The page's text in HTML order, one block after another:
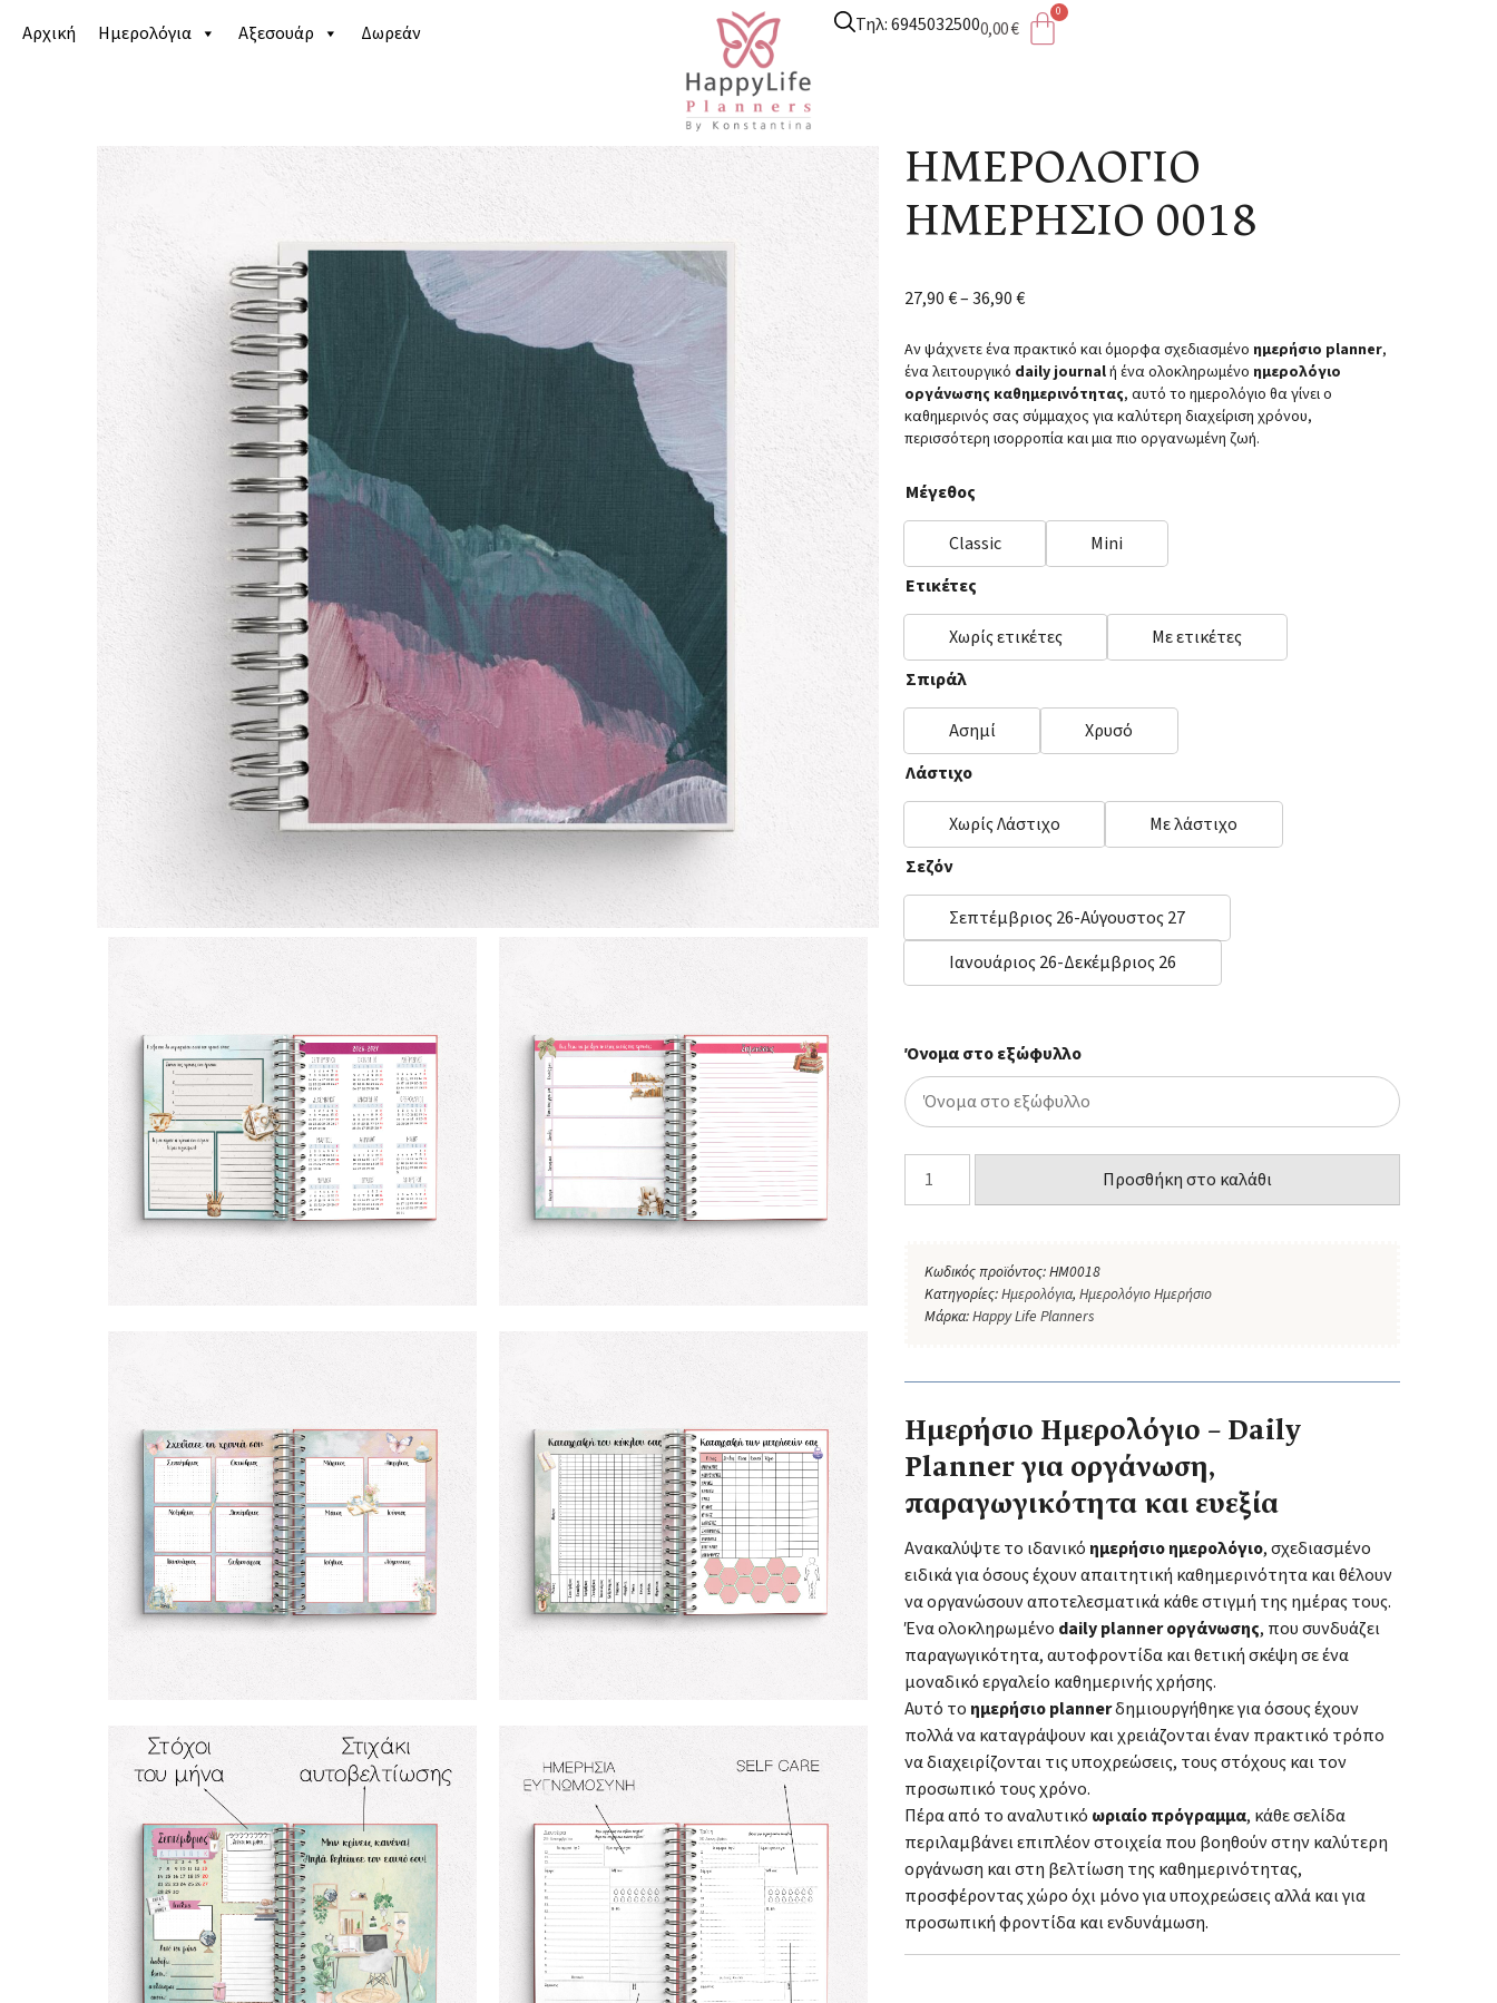
Αρχική Ημερολόγια Αξεσουάρ Δωρεάν Τηλ: 69450325000,00€
Ημερολόγιο Ημερήσιο/ ΗΜΕΡΟΛΟΓΙΟ ΗΜΕΡΗΣΙΟ 0018
ΗΜΕΡΟΛΟΓΙΟ
ΗΜΕΡΗΣΙΟ 0018
27,90€– 36,90€
Αν ψάχνετε ένα πρακτικό και όμορφα σχεδιασμένο ημερήσιο planner,
ένα λειτουργικό daily journalή ένα ολοκληρωμένο ημερολόγιο
οργάνωσης καθημερινότητας, αυτό το ημερολόγιο θα γίνει ο
καθημερινός σας σύμμαχος για καλύτερη διαχείριση χρόνου,
περισσότερη ισορροπία και μια πιο οργανωμένη ζωή.
Μέγεθος
Classic
Mini
Ετικέτες
Χωρίς ετικέτες
Με ετικέτες
Σπιράλ
Ασημί
Χρυσό
Λάστιχο
Χωρίς Λάστιχο
Με λάστιχο
Σεζόν
Σεπτέμβριος 26-Αύγουστος 27
Ιανουάριος 26-Δεκέμβριος 26
Όνομα στο εξώφυλλο
Προσθήκη στο καλάθι
Κωδικός προϊόντος:HM0018
Κατηγορίες:Ημερολόγια,Ημερολόγιο Ημερήσιο
Μάρκα:Happy Life Planners
Ημερήσιο Ημερολόγιο – Daily
Planner για οργάνωση,
παραγωγικότητα και ευεξία
Ανακαλύψτε το ιδανικό ημερήσιο ημερολόγιο, σχεδιασμένο
ειδικά για όσους έχουν απαιτητική καθημερινότητα και θέλουν
να οργανώσουν αποτελεσματικά κάθε στιγμή της ημέρας τους.
Ένα ολοκληρωμένο daily planner οργάνωσης, που συνδυάζει
παραγωγικότητα, αυτοφροντίδα και θετική σκέψη σε ένα
μοναδικό εργαλείο καθημερινής χρήσης.
Αυτό το ημερήσιο plannerδημιουργήθηκε για όσους έχουν
πολλά να καταγράψουν και χρειάζονται έναν πρακτικό τρόπο
να διαχειρίζονται τις υποχρεώσεις, τους στόχους και τον
προσωπικό τους χρόνο.
Πέρα από το αναλυτικό ωριαίο πρόγραμμα, κάθε σελίδα
περιλαμβάνει επιπλέον στοιχεία που βοηθούν στην καλύτερη
οργάνωση και στη βελτίωση της καθημερινότητας,
προσφέροντας χώρο όχι μόνο για υποχρεώσεις αλλά και για
προσωπική φροντίδα και ενδυνάμωση.